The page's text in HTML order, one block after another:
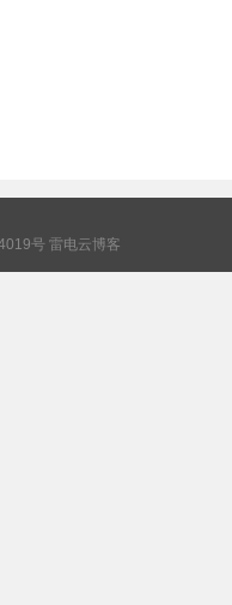
号 雷电云博客